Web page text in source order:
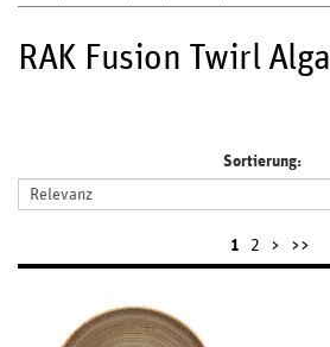
RAK Fusion Twirl Alga
Sortierung:
1 2 > >>